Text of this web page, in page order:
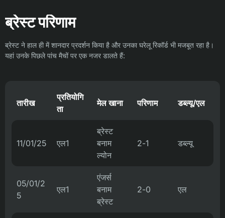
ब्रेस्ट परिणाम
ब्रेस्ट ने हाल ही में शानदार प्रदर्शन किया है और उनका घरेलू रिकॉर्ड भी मजबूत रहा है।
यहां उनके पिछले पांच मैचों पर एक नजर डालते हैं:
तारीख
प्रतियोगि
ता
मेल खाना परिणाम डब्ल्यू/एल
11/01/25 एल1
ब्रेस्ट
बनाम
ल्योन
2-1 डब्ल्यू
05/01/2
5
एल1
एंजर्स
बनाम
ब्रेस्ट
2-0 एल